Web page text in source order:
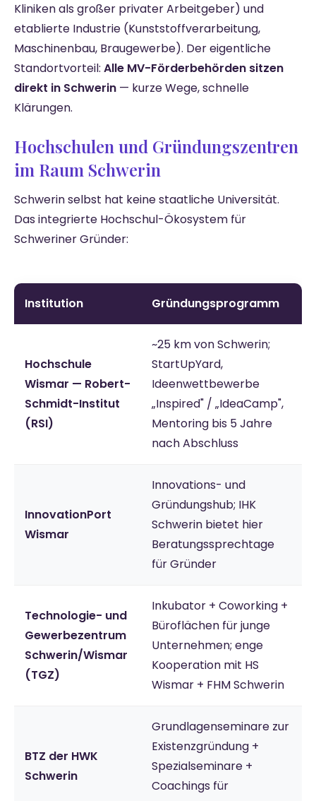
Kliniken als großer privater Arbeitgeber) und
etablierte Industrie (Kunststoffverarbeitung,
Maschinenbau, Braugewerbe). Der eigentliche
Standortvorteil: Alle MV-Förderbehörden sitzen
direkt in Schwerin — kurze Wege, schnelle
Klärungen.
Hochschulen und Gründungszentren
im Raum Schwerin
Schwerin selbst hat keine staatliche Universität.
Das integrierte Hochschul-Ökosystem für
Schweriner Gründer:
Institution Gründungsprogramm
Hochschule
Wismar — Robert-
Schmidt-Institut
(RSI)
~25 km von Schwerin;
StartUpYard,
Ideenwettbewerbe
„Inspired" / „IdeaCamp",
Mentoring bis 5 Jahre
nach Abschluss
InnovationPort
Wismar
Innovations- und
Gründungshub; IHK
Schwerin bietet hier
Beratungssprechtage
für Gründer
Technologie- und
Gewerbezentrum
Schwerin/Wismar
(TGZ)
Inkubator + Coworking +
Büroflächen für junge
Unternehmen; enge
Kooperation mit HS
Wismar + FHM Schwerin
BTZ der HWK
Schwerin
Grundlagenseminare zur
Existenzgründung +
Spezialseminare +
Coachings für